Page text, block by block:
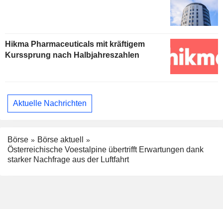
Hikma Pharmaceuticals mit kräftigem
Kurssprung nach Halbjahreszahlen
Aktuelle Nachrichten
Börse
Börse aktuell
Österreichische Voestalpine übertrifft Erwartungen dank
starker Nachfrage aus der Luftfahrt